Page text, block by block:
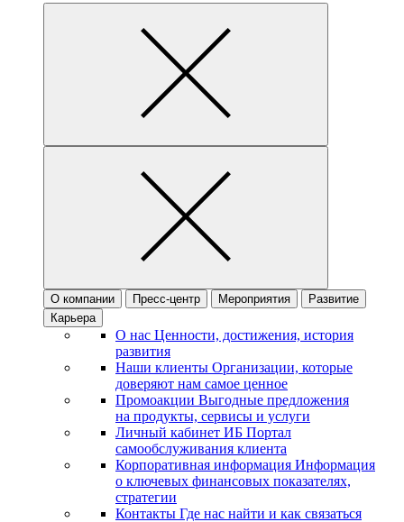
О компании Пресс-центр Мероприятия
Развитие
Карьера
О нас Ценности, достижения, история
развития
Наши клиенты Организации, которые
доверяют нам самое ценное
Промоакции Выгодные предложения
на продукты, сервисы и услуги
Личный кабинет ИБ Портал
самообслуживания клиента
Корпоративная информация Информация
о ключевых финансовых показателях,
стратегии
Контакты Где нас найти и как связаться